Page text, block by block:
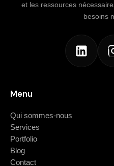
et les ressources
besoins
Menu
Qui sommes-nous
Services
Portfolio
Blog
Contact